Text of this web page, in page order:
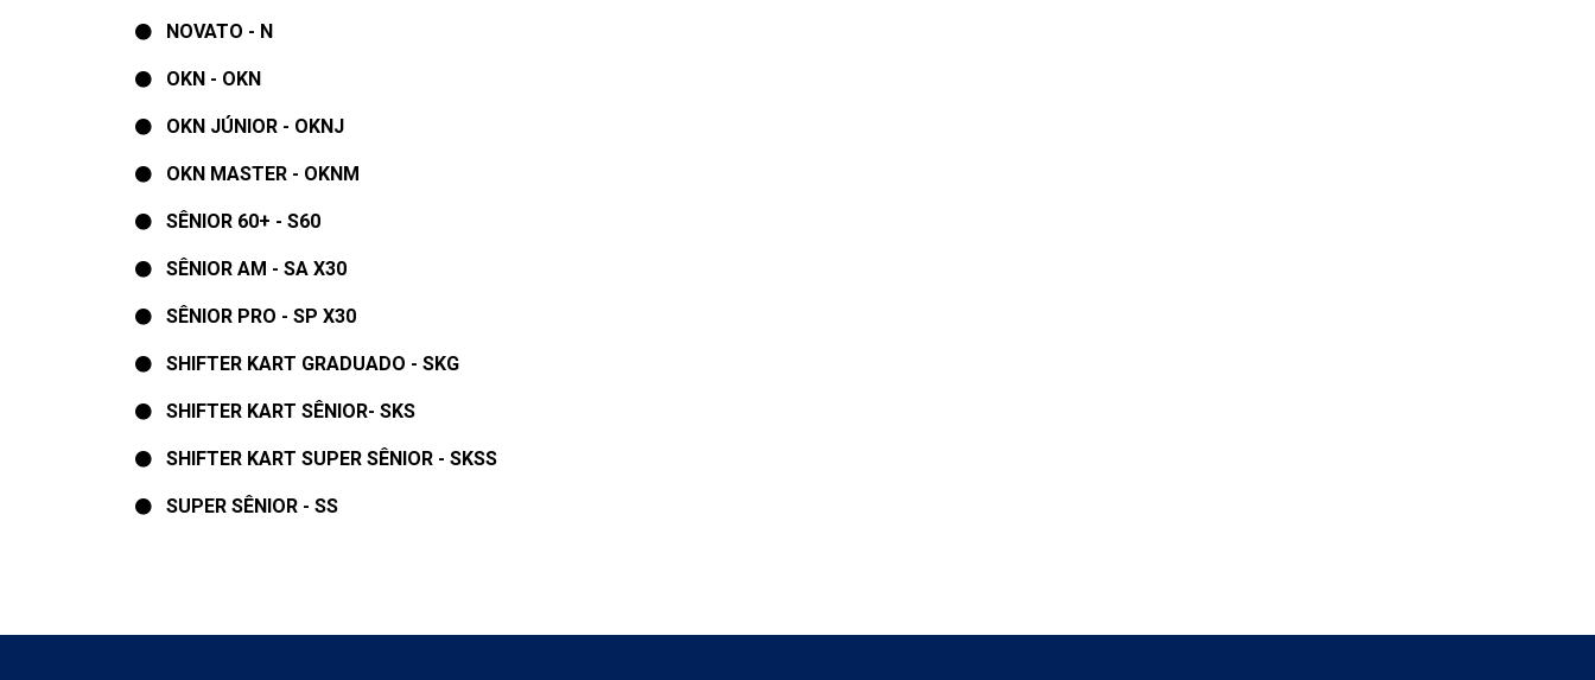
NOVATO - N
OKN - OKN
OKN JÚNIOR - OKNJ
OKN MASTER - OKNM
SÊNIOR 60+ - S60
SÊNIOR AM - SA X30
SÊNIOR PRO - SP X30
SHIFTER KART GRADUADO - SKG
SHIFTER KART SÊNIOR- SKS
SHIFTER KART SUPER SÊNIOR - SKSS
SUPER SÊNIOR - SS